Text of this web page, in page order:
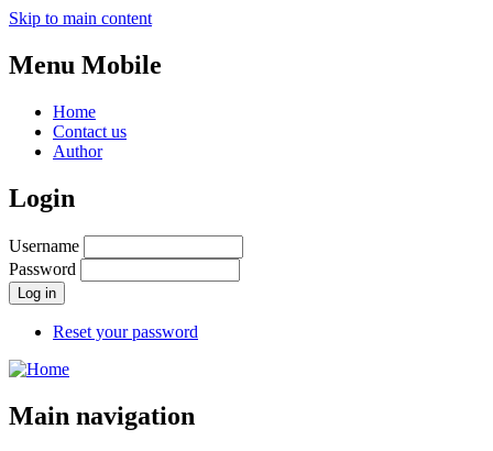
Skip to main content
Menu Mobile
Home
Contact us
Author
Login
Username
Password
Reset your password
Main navigation